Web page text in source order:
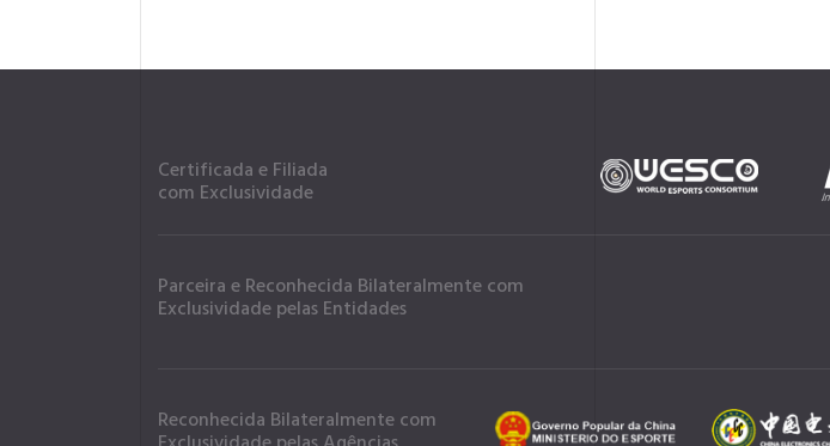
Certificada e Filiada
com Exclusividade
Parceira e Reconhecida Bilateralmente com
Exclusividade pelas Entidades
Reconhecida Bilateralmente com